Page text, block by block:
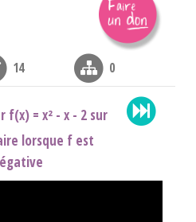
14 0
f(x) = x² - x - 2 sur
lorsque f est